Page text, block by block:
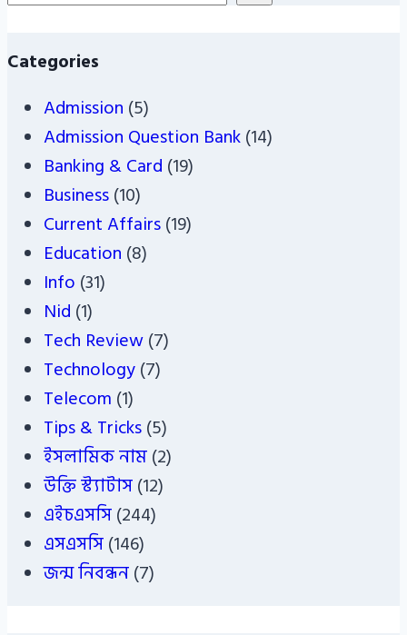
Categories
Admission (5)
Admission Question Bank(14)
Banking & Card (19)
Business(10)
Current Affairs(19)
Education (8)
Info (31)
Nid (1)
Tech Review(7)
Technology(7)
Telecom (1)
Tips & Tricks(5)
ইসলামিক নাম(2)
উক্তি স্ট্যাটাস(12)
এইচএসসি(244)
এসএসসি(146)
জন্ম নিবন্ধন(7)